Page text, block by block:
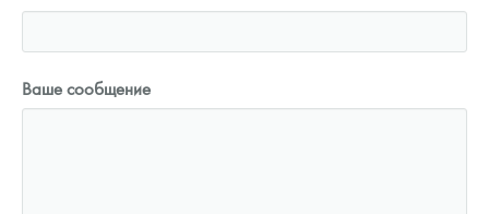
Ваше сообщение